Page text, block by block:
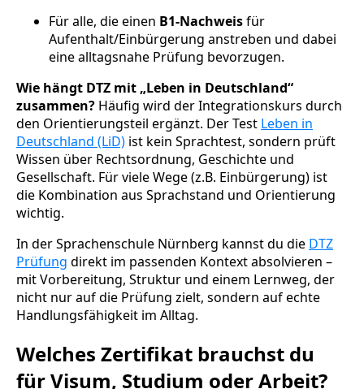
Für alle, die einen B1-Nachweisfür
Aufenthalt/Einbürgerung anstreben und dabei
eine alltagsnahe Prüfung bevorzugen.
Wie hängt DTZ mit „Leben in Deutschland“
zusammen? Häufig wird der Integrationskurs durch
den Orientierungsteil ergänzt. Der Test Leben in
Deutschland (LiD) ist kein Sprachtest, sondern prüft
Wissen über Rechtsordnung, Geschichte und
Gesellschaft. Für viele Wege (z.B. Einbürgerung) ist
die Kombination aus Sprachstand und Orientierung
wichtig.
In der Sprachenschule Nürnberg kannst du die DTZ
Prüfung direkt im passenden Kontext absolvieren –
mit Vorbereitung, Struktur und einem Lernweg, der
nicht nur auf die Prüfung zielt, sondern auf echte
Handlungsfähigkeit im Alltag.
Welches Zertifikat brauchst du
für Visum, Studium oder Arbeit?